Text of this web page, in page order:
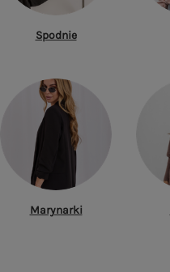
Spodnie
Marynarki